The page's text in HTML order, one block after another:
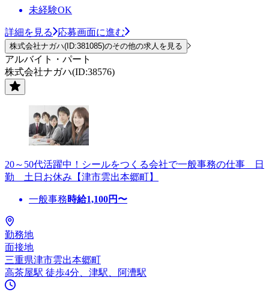
未経験OK
詳細を見る 応募画面に進む
株式会社ナガハ(ID:381085)のその他の求人を見る
アルバイト・パート
株式会社ナガハ(ID:38576)
20～50代活躍中！シールをつくる会社で一般事務の仕事 日
勤 土日お休み【津市雲出本郷町】
一般事務時給1,100円〜
勤務地
面接地
三重県津市雲出本郷町
高茶屋駅 徒歩4分、津駅、阿漕駅